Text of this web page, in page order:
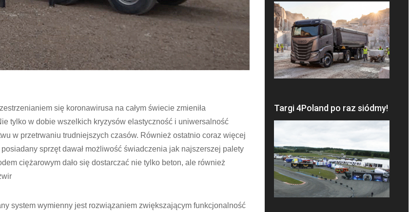
się koronawirusa na całym świecie zmieniła
tylko w dobie wszelkich kryzysów elastyczność i uniwersalność
w przetrwaniu trudniejszych czasów. Również ostatnio coraz więcej
sprzęt dawał możliwość świadczenia jak najszerszej palety
ciężarowym dało się dostarczać nie tylko beton, ale również
system wymienny jest rozwiązaniem zwiększającym funkcjonalność
Targi 4Poland po raz siódmy!